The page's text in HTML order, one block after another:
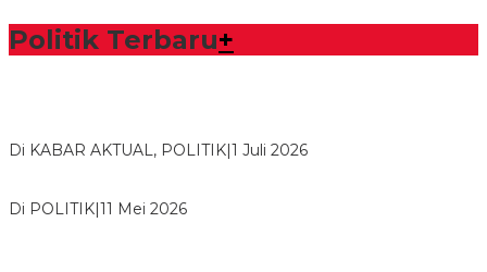
Politik Terbaru+
Di KABAR AKTUAL, POLITIK|1 Juli 2026
Di POLITIK|11 Mei 2026